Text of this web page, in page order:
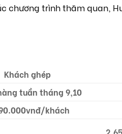
chương trình thăm quan,
Khách ghép
tuần tháng 9,10
khách